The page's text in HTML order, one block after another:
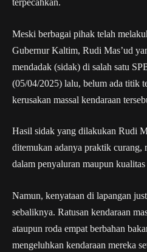
terpecahkan.
Meski berbagai pihak telah
Gubernur Kaltim, Rudi Mas’ud
mendadak (sidak) di salah satu
(05/04/2025) lalu, belum ada titik
kerusakan massal kendaraan
Hasil sidak yang dilakukan Rudi
ditemukan adanya praktik curang,
dalam penyaluran maupun
Namun, kenyataan di lapangan
sebaliknya. Ratusan kendaraan
ataupun roda empat berbahan
mengeluhkan kendaraan mereka